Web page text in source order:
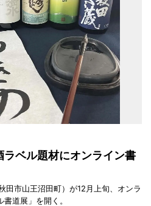
ベル題材にオンライン書
田市山王沼田町）が12月上旬、オンラ
道展」を開く。